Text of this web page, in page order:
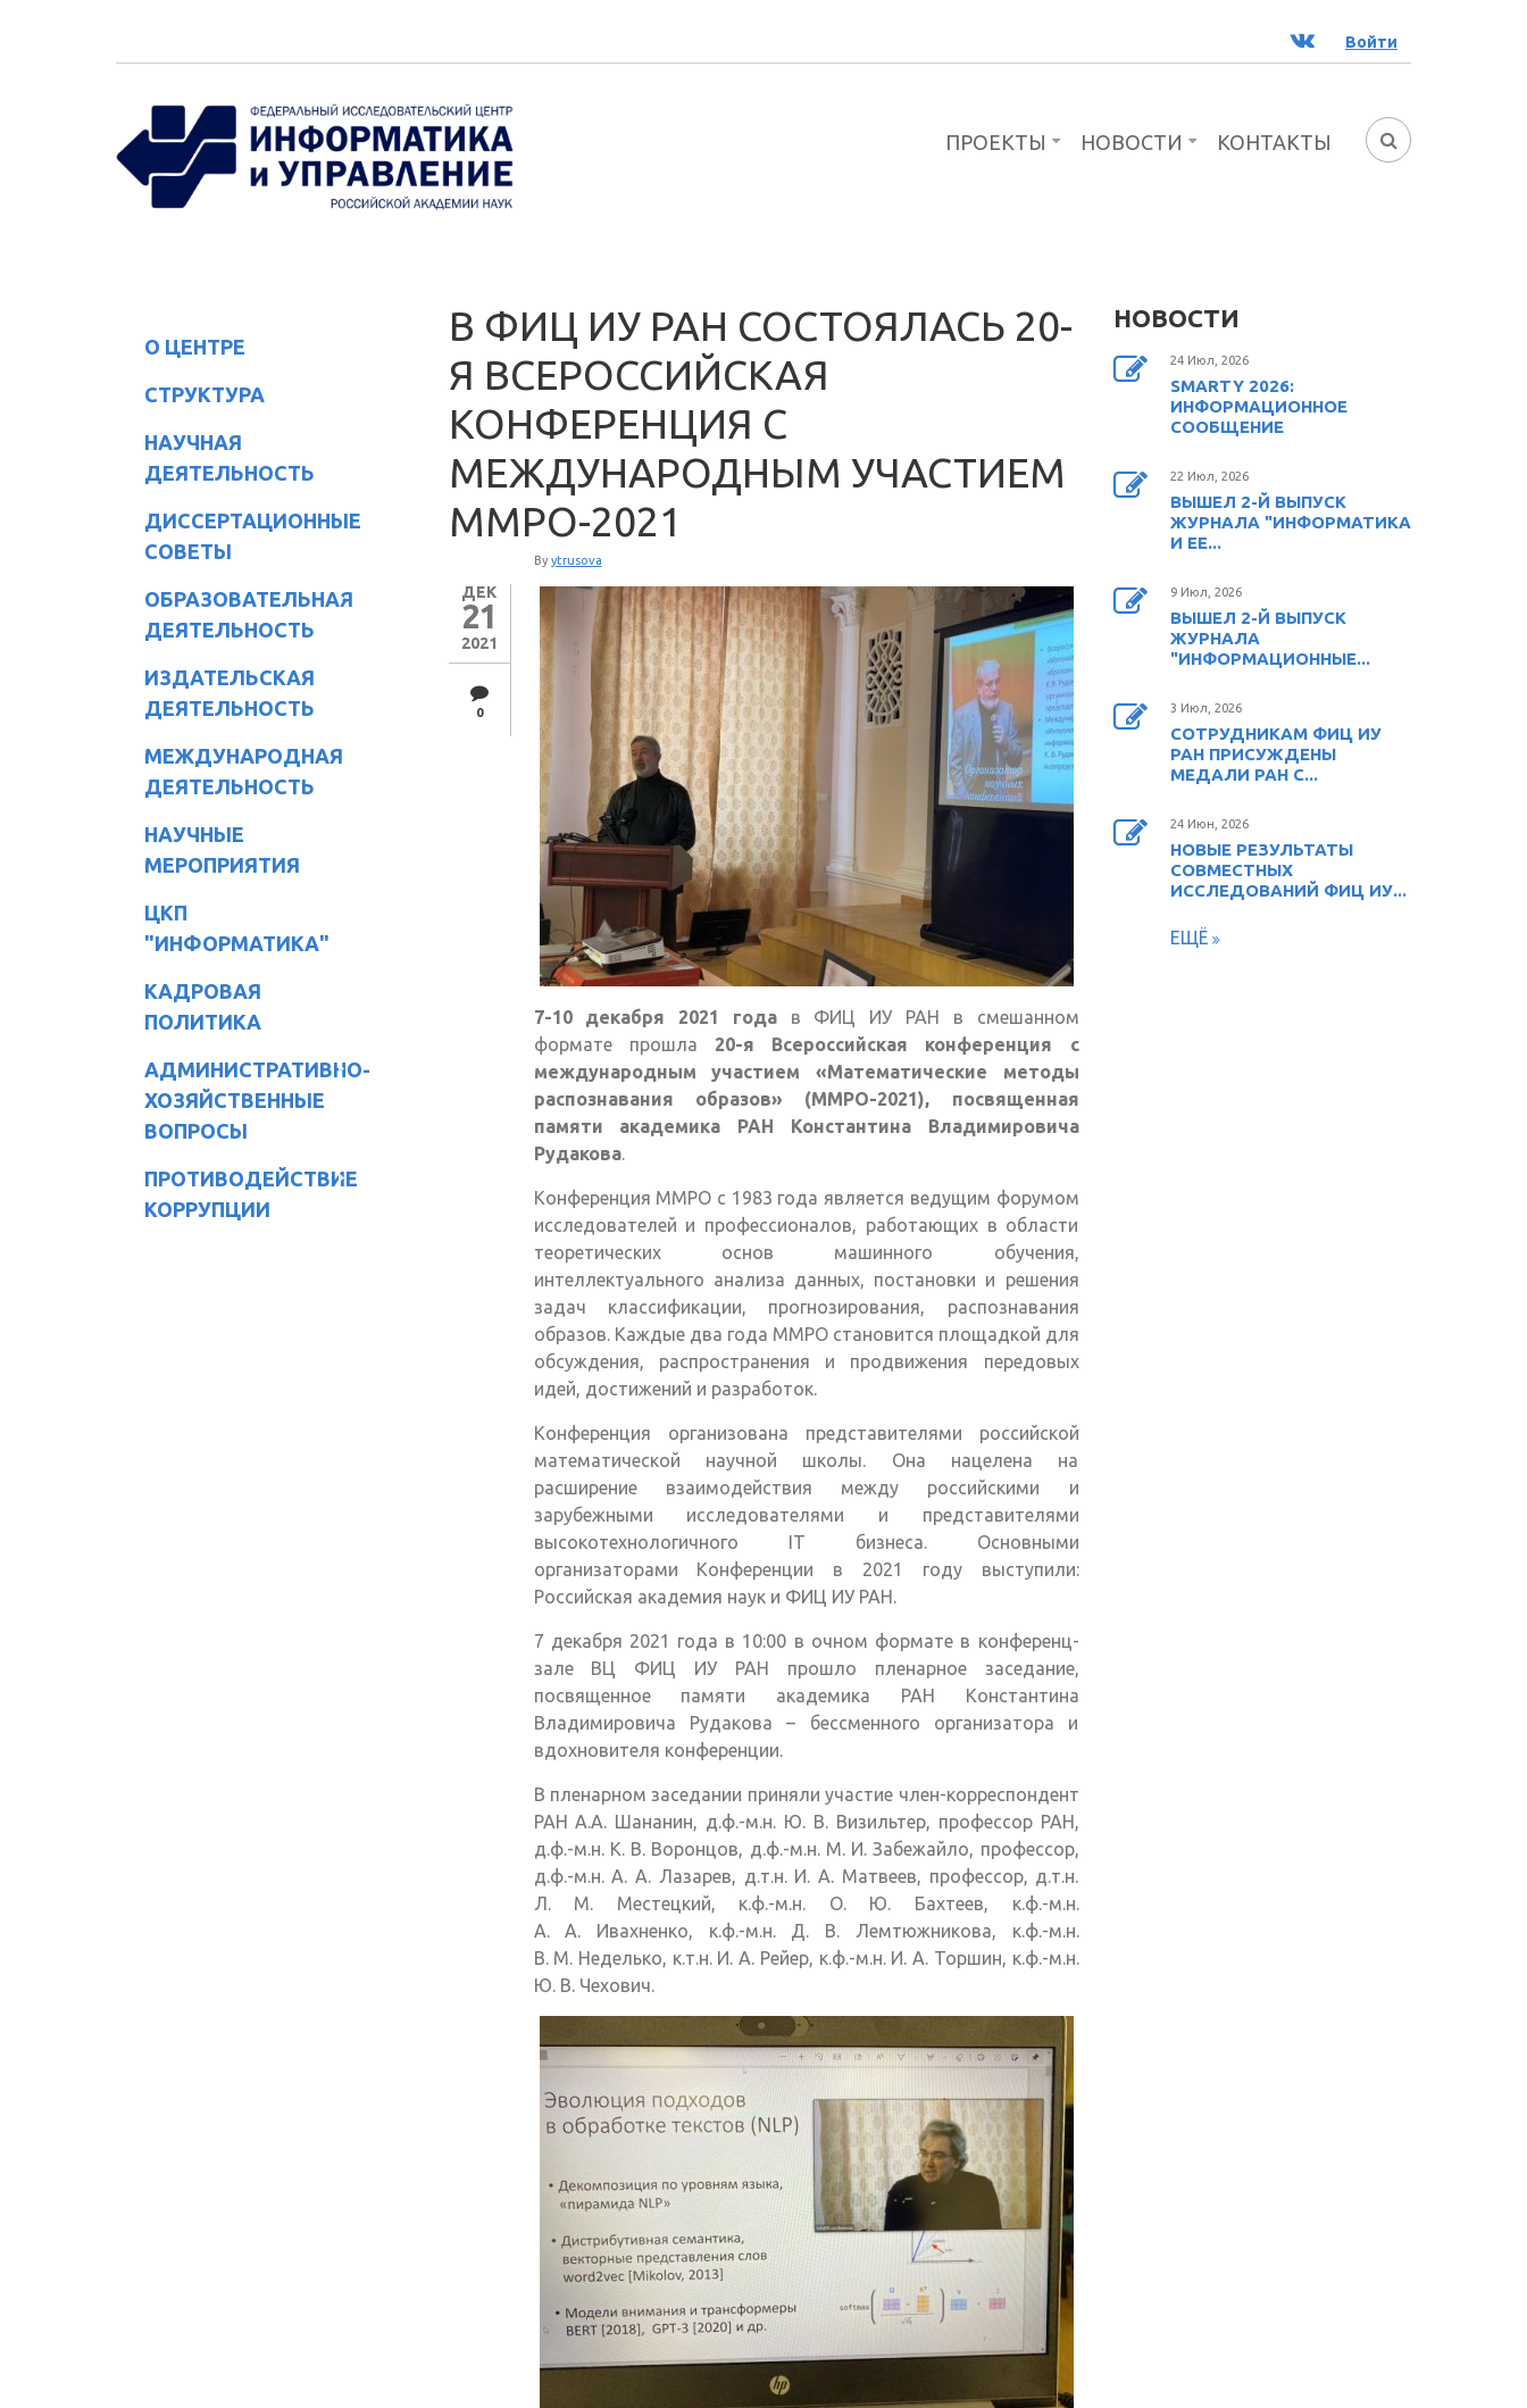
ВК Войти
ФОРМА
ПРОЕКТЫ НОВОСТИ КОНТАКТЫ
О ЦЕНТРЕ
СТРУКТУРА
НАУЧНАЯ
ДЕЯТЕЛЬНОСТЬ
ДИССЕРТАЦИОННЫЕ
СОВЕТЫ
ОБРАЗОВАТЕЛЬНАЯ
ДЕЯТЕЛЬНОСТЬ
ИЗДАТЕЛЬСКАЯ
ДЕЯТЕЛЬНОСТЬ
МЕЖДУНАРОДНАЯ
ДЕЯТЕЛЬНОСТЬ
НАУЧНЫЕ
МЕРОПРИЯТИЯ
ЦКП
"ИНФОРМАТИКА"
КАДРОВАЯ
ПОЛИТИКА
АДМИНИСТРАТИВНО-
ХОЗЯЙСТВЕННЫЕ
ВОПРОСЫ
ПРОТИВОДЕЙСТВИЕ
КОРРУПЦИИ
В ФИЦ ИУ РАН СОСТОЯЛАСЬ 20-
Я ВСЕРОССИЙСКАЯ
КОНФЕРЕНЦИЯ С
МЕЖДУНАРОДНЫМ УЧАСТИЕМ
ММРО-2021
ДЕК
21
2021
0
By ytrusova
7-10 декабря 2021 годав ФИЦ ИУ РАН в смешанном
формате прошла 20-я Всероссийская конференция с
международным участием «Математические методы
распознавания образов» (ММРО-2021), посвященная
памяти академика РАН Константина Владимировича
Рудакова.
Конференция ММРО с 1983 года является ведущим форумом
исследователей и профессионалов, работающих в области
теоретических основ машинного обучения,
интеллектуального анализа данных, постановки и решения
задач классификации, прогнозирования, распознавания
образов. Каждые два года ММРО становится площадкой для
обсуждения, распространения и продвижения передовых
идей, достижений и разработок.
Конференция организована представителями российской
математической научной школы. Она нацелена на
расширение взаимодействия между российскими и
зарубежными исследователями и представителями
высокотехнологичного IT бизнеса. Основными
организаторами Конференции в 2021 году выступили:
Российская академия наук и ФИЦ ИУ РАН.
7 декабря 2021 года в 10:00 в очном формате в конференц-
зале ВЦ ФИЦ ИУ РАН прошло пленарное заседание,
посвященное памяти академика РАН Константина
Владимировича Рудакова – бессменного организатора и
вдохновителя конференции.
В пленарном заседании приняли участие член-корреспондент
РАН А.А. Шананин, д.ф.-м.н. Ю. В. Визильтер, профессор РАН,
д.ф.-м.н. К. В. Воронцов, д.ф.-м.н. М. И. Забежайло, профессор,
д.ф.-м.н. А. А. Лазарев, д.т.н. И. А. Матвеев, профессор, д.т.н.
Л. М. Местецкий, к.ф.-м.н. О. Ю. Бахтеев, к.ф.-м.н.
А. А. Ивахненко, к.ф.-м.н. Д. В. Лемтюжникова, к.ф.-м.н.
В. М. Неделько, к.т.н. И. А. Рейер, к.ф.-м.н. И. А. Торшин, к.ф.-м.н.
Ю. В. Чехович.
НОВОСТИ
24 Июл, 2026
SMARTY 2026:
ИНФОРМАЦИОННОЕ
СООБЩЕНИЕ
22 Июл, 2026
ВЫШЕЛ 2-Й ВЫПУСК
ЖУРНАЛА "ИНФОРМАТИКА
И ЕЕ...
9 Июл, 2026
ВЫШЕЛ 2-Й ВЫПУСК
ЖУРНАЛА
"ИНФОРМАЦИОННЫЕ...
3 Июл, 2026
СОТРУДНИКАМ ФИЦ ИУ
РАН ПРИСУЖДЕНЫ
МЕДАЛИ РАН С...
24 Июн, 2026
НОВЫЕ РЕЗУЛЬТАТЫ
СОВМЕСТНЫХ
ИССЛЕДОВАНИЙ ФИЦ ИУ...
ЕЩЁ